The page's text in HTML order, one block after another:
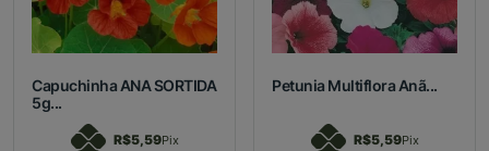
Capuchinha ANA SORTIDA
5g...
R$5,59Pix
Petunia Multiflora Anã...
R$5,59Pix